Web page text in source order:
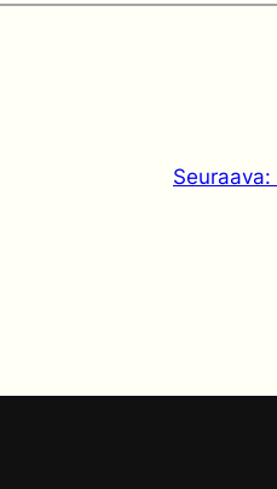
Seuraava: